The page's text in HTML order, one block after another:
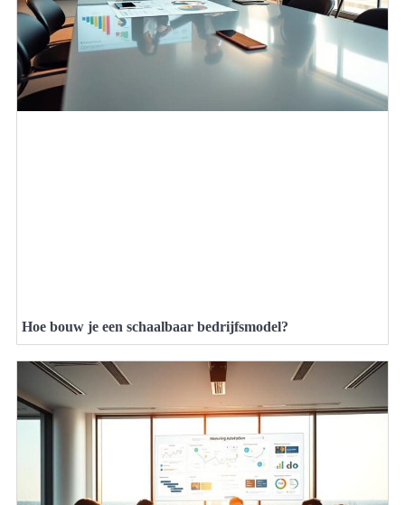
Hoe bouw je een schaalbaar bedrijfsmodel?